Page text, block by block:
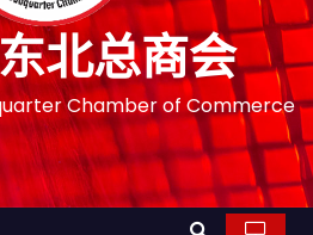
北总商会
Chamber of Commerce